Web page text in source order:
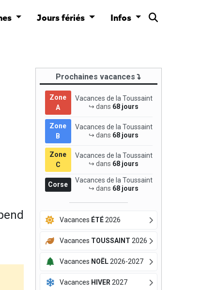
Jours fériés Infos
Prochaines vacances
Zone
A
Vacances de la Toussaint
↪ dans 68 jours
Zone
B
Vacances de la Toussaint
↪ dans 68 jours
Zone
C
Vacances de la Toussaint
↪ dans 68 jours
Corse
Vacances de la Toussaint
↪ dans 68 jours
Vacances ÉTÉ2026
Vacances TOUSSAINT 2026
Vacances NOËL2026-2027
Vacances HIVER 2027